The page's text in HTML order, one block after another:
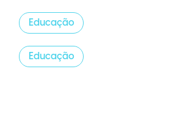
Educação
Educação